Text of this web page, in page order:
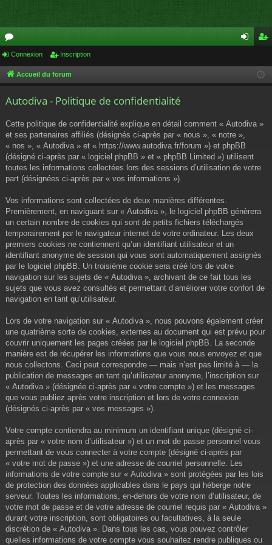
or
u cri
Connexion Inscription
Accueil du forum
Autodiva - Politique de confidentialité
Cette politique de confidentialité explique en détail comment « Autodiva »
et ses partenaires affiliés (désignés ci-après par « nous », « notre »,
« nos », « Autodiva » et « https://www.autodiva.fr/forum ») et phpBB
(désigné ci-après par « logiciel phpBB » et « phpBB Limited ») utilisent
toutes les informations collectées lors des sessions d’utilisation de votre
part (désignées ci-après par « vos informations »).
Vos informations sont collectées de deux manières différentes.
Premièrement, en naviguant sur « Autodiva », le logiciel phpBB génèrera
un certain nombre de cookies qui sont de petits fichiers téléchargés
temporairement par le navigateur internet de votre ordinateur. Les deux
premiers cookies ne contiennent qu’un identifiant utilisateur et un
identifiant anonyme de session qui vous sont automatiquement assignés
par le logiciel phpBB. Un troisième cookie sera créé lors de votre
navigation sur les sujets de « Autodiva », archivant de ce fait tous les
sujets que vous avez consultés et permettant d’améliorer votre confort de
navigation en tant qu’utilisateur.
Lors de votre navigation sur « Autodiva », nous pouvons également créer
une quatrième sorte de cookies, externes au document qui est prévu pour
couvrir uniquement les pages créées par le logiciel phpBB. La seconde
manière est de récupérer les informations que vous nous envoyez et que
nous collectons. Ceci peut correspondre — mais n’est pas limité à — la
publication de messages en tant qu’utilisateur anonyme, l’inscription sur
« Autodiva » (désignée ci-après par « votre compte ») et les messages
que vous publiez après votre inscription et lors de votre connexion
(désignés ci-après par « vos messages »).
Votre compte contiendra au minimum un identifiant unique (désigné ci-
après par « votre nom d’utilisateur ») et un mot de passe personnel vous
permettant de vous connecter à votre compte (désigné ci-après par
« votre mot de passe ») et une adresse de courriel personnelle. Les
informations de votre compte sur « Autodiva » sont protégées par les lois
de protection des données applicables dans le pays qui héberge notre
serveur. Toutes les informations, en-dehors de votre nom d’utilisateur, de
votre mot de passe et de votre adresse de courriel requis par « Autodiva »
durant votre inscription, sont obligatoires ou facultatives, à la seule
discrétion de « Autodiva ». Dans tous les cas, vous pouvez contrôler
quelles informations de votre compte vous souhaitez rendre publiques ou